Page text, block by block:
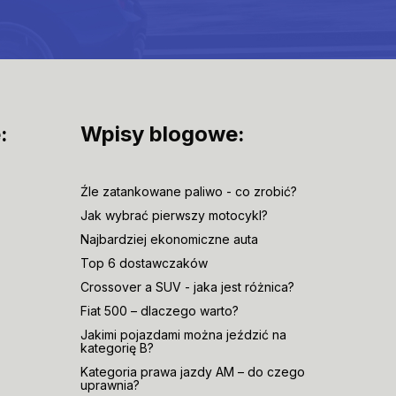
Wpisy blogowe:
Źle zatankowane paliwo - co zrobić?
Jak wybrać pierwszy motocykl?
Najbardziej ekonomiczne auta
Top 6 dostawczaków
Crossover a SUV - jaka jest różnica?
Fiat 500 – dlaczego warto?
Jakimi pojazdami można jeździć na
kategorię B?
Kategoria prawa jazdy AM – do czego
uprawnia?